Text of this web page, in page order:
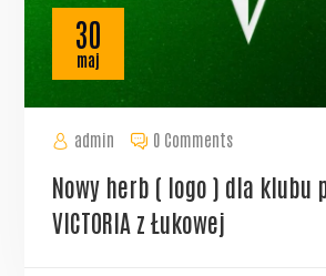
admin
30
maj
0 Comments
Nowy herb ( logo ) dla klubu
VICTORIA z Łukowej